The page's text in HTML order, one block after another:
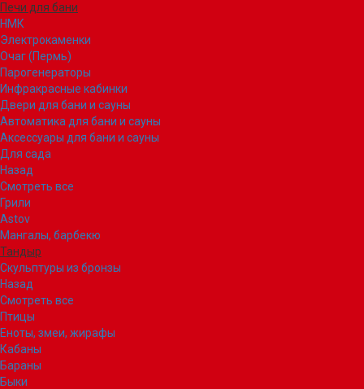
Печи для бани
НМК
Электрокаменки
Очаг (Пермь)
Парогенераторы
Инфракрасные кабинки
Двери для бани и сауны
Автоматика для бани и сауны
Аксессуары для бани и сауны
Для сада
Назад
Смотреть все
Грили
Astov
Мангалы, барбекю
Тандыр
Скульптуры из бронзы
Назад
Смотреть все
Птицы
Еноты, змеи, жирафы
Кабаны
Бараны
Быки